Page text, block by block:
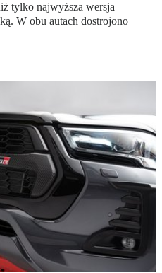
tylko najwyższa wersja
W obu autach dostrojono